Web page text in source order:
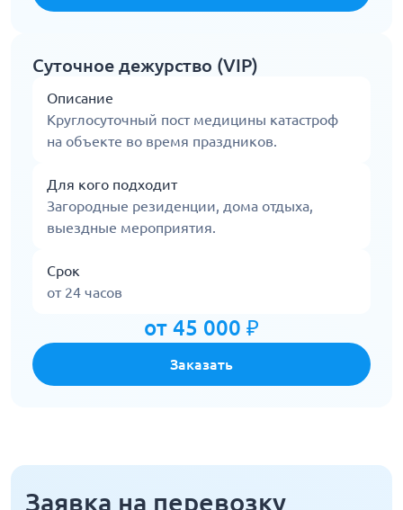
Суточное дежурство (VIP)
Описание
Круглосуточный пост медицины катастроф
на объекте во время праздников.
Для кого подходит
Загородные резиденции, дома отдыха,
выездные мероприятия.
Срок
от 24 часов
от 45 000 ₽
Заказать
Заявка на перевозку